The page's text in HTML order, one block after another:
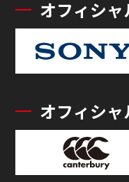
オフィシ
オフィシ